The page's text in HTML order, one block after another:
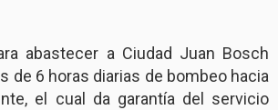
abastecer a Ciudad Juan Bosch
de 6 horas diarias de bombeo hacia
el cual da garantía del servicio